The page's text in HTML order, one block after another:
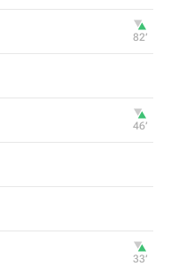
82‎’‎
46‎’‎
33‎’‎